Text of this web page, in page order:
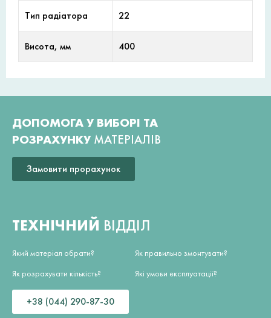
Тип радіатора 22
Висота, мм 400
ДОПОМОГА У ВИБОРІ ТА
РОЗРАХУНКУ МАТЕРІАЛІВ
Замовити прорахунок
ТЕХНІЧНИЙ ВІДДІЛ
Який матеріал обрати?
Як розрахувати кількість?
Як правильно змонтувати?
Які умови експлуатації?
+38 (044) 290-87-30